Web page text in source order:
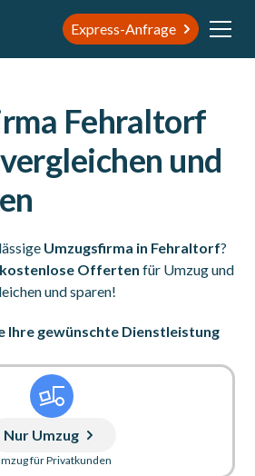
Express-Anfrage
Fehraltorf
und
Umzugsfirma in Fehraltorf?
kostenlose Offerten für Umzug und
und sparen!
Ihre gewünschte Dienstleistung
Nur Umzug
für Privatkunden